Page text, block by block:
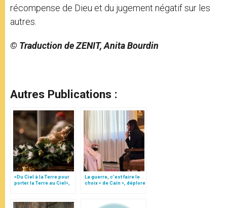
récompense de Dieu et du jugement négatif sur les
autres.
© Traduction de ZENIT, Anita Bourdin
Autres Publications :
«Du Ciel à la Terre pour
porter la Terre au Ciel»,
La guerre, c’est faire le
choix « de Caïn », déplore